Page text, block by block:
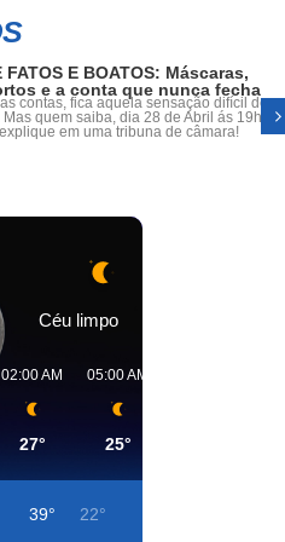
FATOS E BOATOS: Máscaras,
e a conta que nunca fecha
contas, fica aquela sensação difícil de
quem saiba, dia 28 de Abril ás 19h,
em uma tribuna de câmara!
Céu limpo
02:00 AM
27°
05:00 AM
25°
39° 22°